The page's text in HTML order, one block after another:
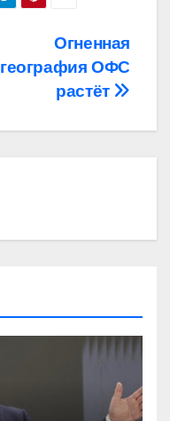
Огненная
география ОФС
растёт